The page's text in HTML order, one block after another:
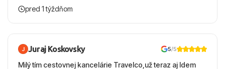
krasny, cisty. Sluzby top. Strava, prostredie, more,
pred 1 týždňom
Juraj Koskovsky 5/5
Milý tím cestovnej kancelárie Travelco,už teraz aj Idem